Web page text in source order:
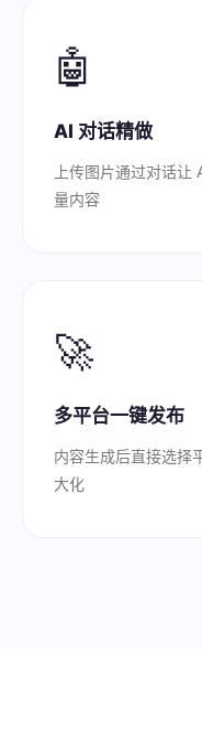
🤖
AI 对话精做
上传图片通过对话
量内容
🚀
多平台一键发布
内容生成后直接选择
大化